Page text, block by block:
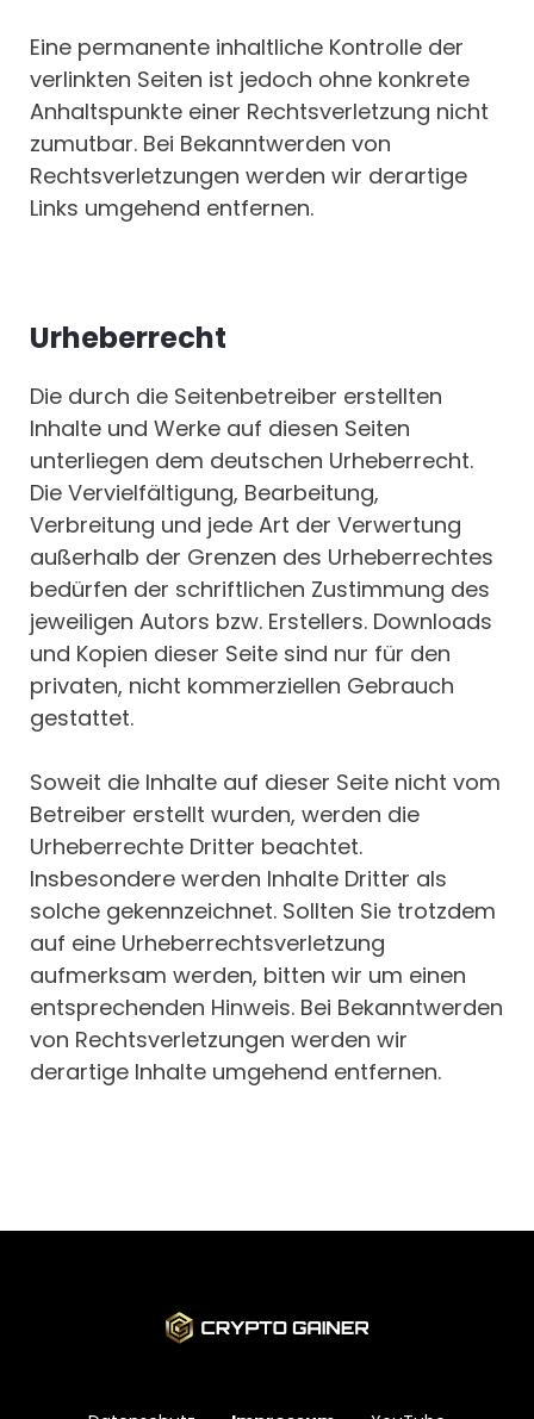
Eine permanente inhaltliche Kontrolle der
verlinkten Seiten ist jedoch ohne konkrete
Anhaltspunkte einer Rechtsverletzung nicht
zumutbar. Bei Bekanntwerden von
Rechtsverletzungen werden wir derartige
Links umgehend entfernen.
Urheberrecht
Die durch die Seitenbetreiber erstellten
Inhalte und Werke auf diesen Seiten
unterliegen dem deutschen Urheberrecht.
Die Vervielfältigung, Bearbeitung,
Verbreitung und jede Art der Verwertung
außerhalb der Grenzen des Urheberrechtes
bedürfen der schriftlichen Zustimmung des
jeweiligen Autors bzw. Erstellers. Downloads
und Kopien dieser Seite sind nur für den
privaten, nicht kommerziellen Gebrauch
gestattet.
Soweit die Inhalte auf dieser Seite nicht vom
Betreiber erstellt wurden, werden die
Urheberrechte Dritter beachtet.
Insbesondere werden Inhalte Dritter als
solche gekennzeichnet. Sollten Sie trotzdem
auf eine Urheberrechtsverletzung
aufmerksam werden, bitten wir um einen
entsprechenden Hinweis. Bei Bekanntwerden
von Rechtsverletzungen werden wir
derartige Inhalte umgehend entfernen.